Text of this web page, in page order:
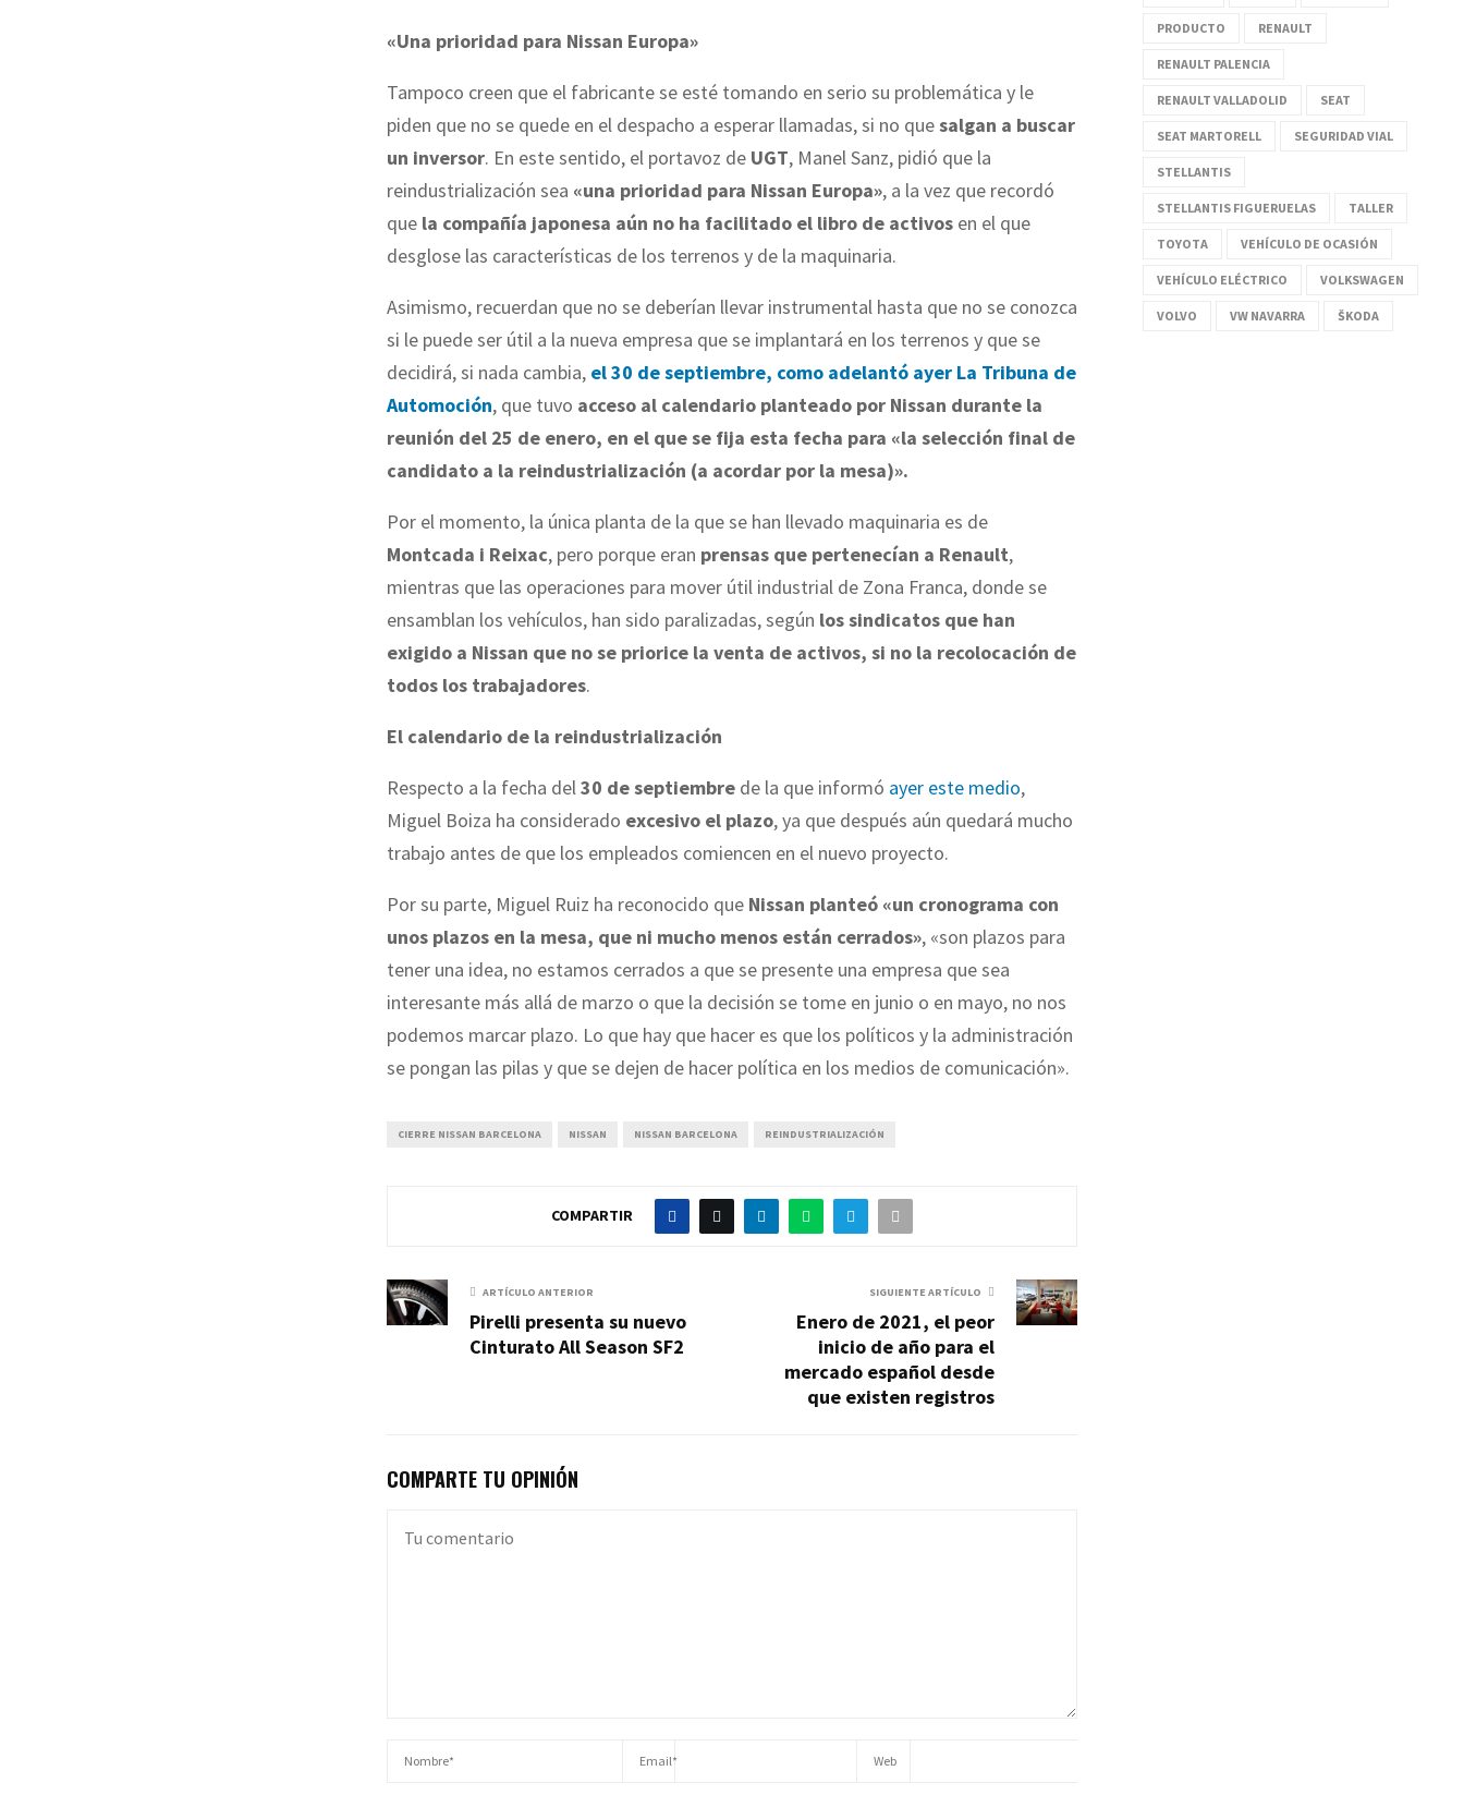
«Una prioridad para Nissan Europa»
Tampoco creen que el fabricante se esté tomando en serio su problemática y le
piden que no se quede en el despacho a esperar llamadas, si no quesalgan a buscar
un inversor. En este sentido, el portavoz de UGT, Manel Sanz, pidió que la
reindustrialización sea «una prioridad para Nissan Europa», a la vez que recordó
que la compañía japonesa aún no ha facilitado el libro de activos en el que
desglose las características de los terrenos y de la maquinaria.
Asimismo, recuerdan que no se deberían llevar instrumental hasta que no se conozca
si le puede ser útil a la nueva empresa que se implantará en los terrenos y que se
decidirá, si nada cambia, el 30 de septiembre, como adelantó ayer La Tribuna de
Automoción, que tuvo acceso al calendario planteado por Nissan durante la
reunión del 25 de enero, en el que se fija esta fecha para «la selección final de
candidato a la reindustrialización (a acordar por la mesa)».
Por el momento, la única planta de la que se han llevado maquinaria es de
Montcada i Reixac, pero porque eran prensas que pertenecían a Renault,
mientras que las operaciones para mover útil industrial de Zona Franca, donde se
ensamblan los vehículos, han sido paralizadas, según los sindicatos que han
exigido a Nissan que no se priorice la venta de activos, si no la recolocación de
todos los trabajadores.
El calendario de la reindustrialización
Respecto a la fecha del30 de septiembre de la que informó ayer este medio,
Miguel Boiza ha considerado excesivo el plazo, ya que después aún quedará mucho
trabajo antes de que los empleados comiencen en el nuevo proyecto.
Por su parte, Miguel Ruiz ha reconocido que Nissan planteó «un cronograma con
unos plazos en la mesa, que ni mucho menos están cerrados», «son plazos para
tener una idea, no estamos cerrados a que se presente una empresa que sea
interesante más allá de marzo o que la decisión se tome en junio o en mayo, no nos
podemos marcar plazo. Lo que hay que hacer es que los políticos y la administración
se pongan las pilas y que se dejen de hacer política en los medios de comunicación».
CIERRE NISSAN BARCELONA NISSAN NISSAN BARCELONA REINDUSTRIALIZACIÓN
COMPARTIR
ARTÍCULO ANTERIOR
Pirelli presenta su nuevo
Cinturato All Season SF2
SIGUIENTE ARTÍCULO
Enero de 2021, el peor
inicio de año para el
mercado español desde
que existen registros
COMPARTE TU OPINIÓN
PRODUCTO RENAULT
RENAULT PALENCIA
RENAULT VALLADOLID SEAT
SEAT MARTORELL SEGURIDAD VIAL
STELLANTIS
STELLANTIS FIGUERUELAS TALLER
TOYOTA VEHÍCULO DE OCASIÓN
VEHÍCULO ELÉCTRICO VOLKSWAGEN
VOLVO VW NAVARRA ŠKODA